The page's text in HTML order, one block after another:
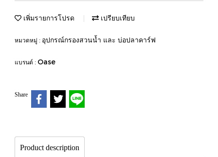
เพิ่มรายการโปรด เปรียบเทียบ
หมวดหมู่ : อุปกรณ์กรองสวนน้ำ และ บ่อปลาคาร์ฟ
แบรนด์ : Oase
Share
Product description